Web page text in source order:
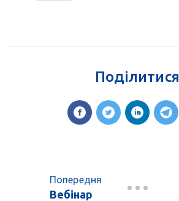
Поділитися
Попередня
Вебінар